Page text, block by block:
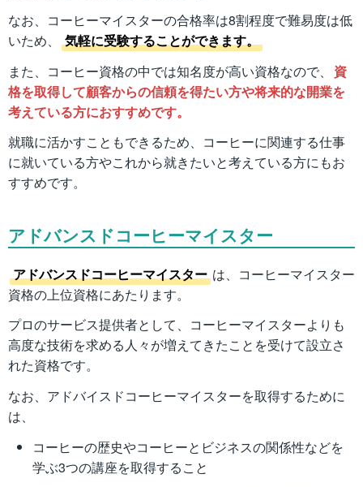
なお、コーヒーマイスターの合格率は8割程度で難易度は低
いため、
気軽に受験することができます。
また、コーヒー資格の中では知名度が高い資格なので、
資
格を取得して顧客からの信頼を得たい方や将来的な開業を
考えている方におすすめです。
就職に活かすこともできるため、コーヒーに関連する仕事
に就いている方やこれから就きたいと考えている方にもお
すすめです。
アドバンスドコーヒーマイスター
アドバンスドコーヒーマイスター は、コーヒーマイスター
資格の上位資格にあたります。
プロのサービス提供者として、コーヒーマイスターよりも
高度な技術を求める人々が増えてきたことを受けて設立さ
れた資格です。
なお、アドバイスドコーヒーマイスターを取得するために
は、
コーヒーの歴史やコーヒーとビジネスの関係性などを
学ぶ3つの講座を取得すること